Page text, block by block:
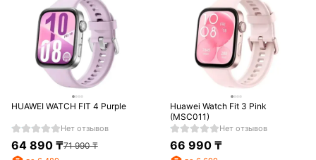
HUAWEI WATCH FIT 4 Purple
Нет отзывов
64 890₸71 990₸
Huawei Watch Fit 3 Pink
(MSC011)
Нет отзывов
66 990 ₸